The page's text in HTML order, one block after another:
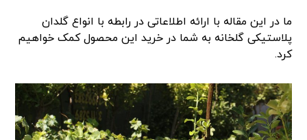
ما در این مقاله با ارائه اطلاعاتی در رابطه با انواع گلدان
پلاستیکی گلخانه به شما در خرید این محصول کمک خواهیم
کرد.